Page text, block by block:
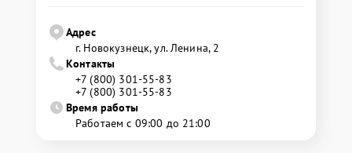
Адрес
г. Новокузнецк, ул. Ленина, 2
Контакты
+7 (800) 301-55-83
+7 (800) 301-55-83
Время работы
Работаем с 09:00 до 21:00